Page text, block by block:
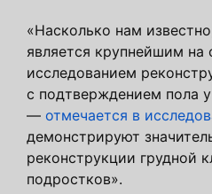
«Насколько нам
является крупнейшим на
исследованием
с подтверждением пола
— отмечается в
демонстрируют
реконструкции грудной
подростков».